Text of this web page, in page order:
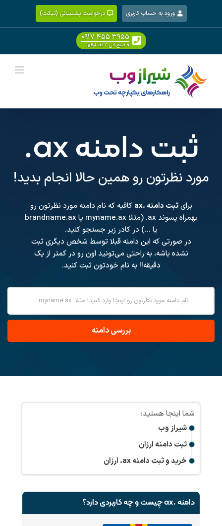
content
ورود به حساب کاربری درخواست پشتیبانی (تیکت)
۰۹۱۷ ۴۵۵ ۳۹۵۵
۹ صبح الی ۳ بعدازظهر
ثبت دامنه.ax
مورد نظرتون رو همین حالا انجام بدید!
برایثبت دامنه .ax
کافیه که نام دامنه مورد نظرتون رو
بهمراه پسوند .ax
(مثلا myname.ax یا brandname.ax
یا ...) در کادر زیر جستجو کنید.
در صورتی که این دامنه قبلا توسط شخص دیگری ثبت
نشده باشه، به راحتی می‌تونید اون رو در کمتر از یک
دقیقه!! به نام خودتون ثبت کنید.
شیراز وب
ثبت دامنه ارزان
خرید و ثبت دامنه.ax ارزان
دامنه .ax چیست و چه کاربردی دارد؟